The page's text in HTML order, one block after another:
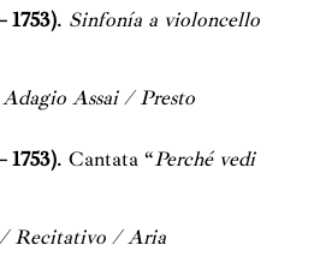
1753). Sinfonía a violoncello
Assai / Presto
1753). Cantata “Perché vedi
Recitativo / Aria